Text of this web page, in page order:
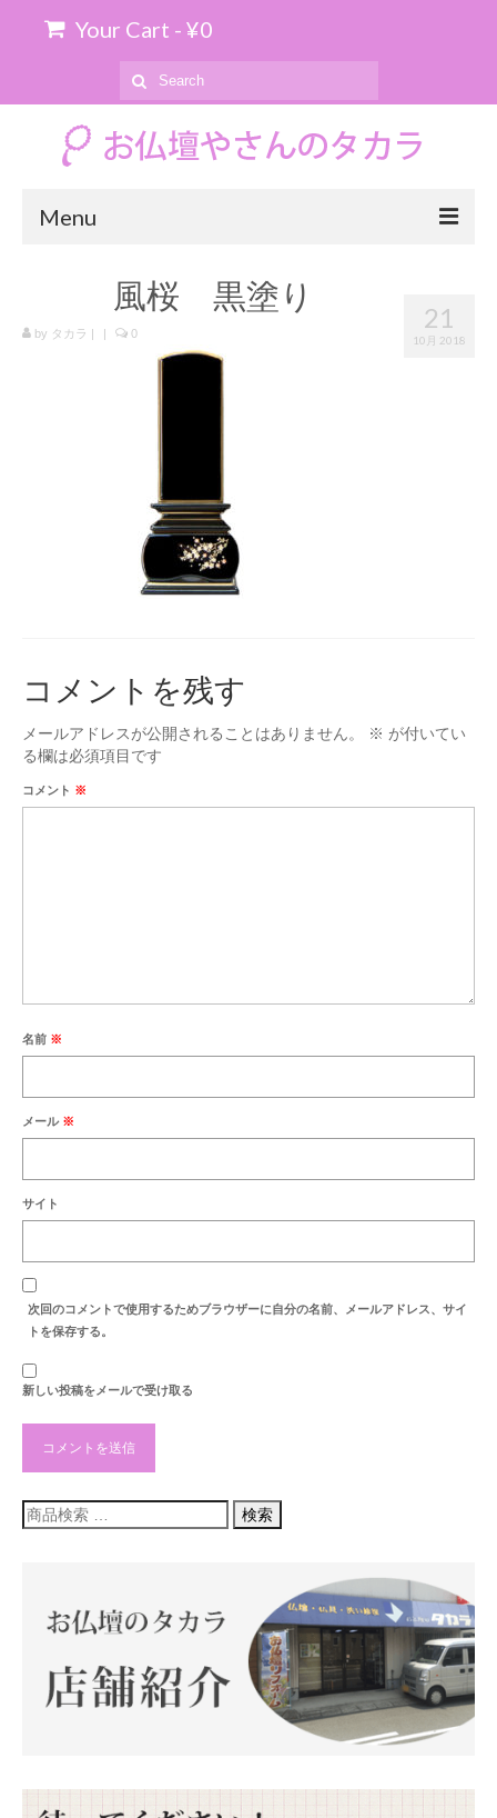
Your Cart - ¥0
Search
for:
Menu
お位牌の購入について
お仏壇のお引き取り
上置仏壇
台付仏壇
お位牌
タカラオリジナル位牌
男性用
女性用
最新のご案内
営業時間・お休みの案内
商品紹介
セール案内
お盆
21
10月 2018
風桜 黒塗り
by タカラ | | 0
コメントを残す
メールアドレスが公開されることはありません。 ※ が付いてい
る欄は必須項目です
コメント ※
名前 ※
メール ※
サイト
次回のコメントで使用するためブラウザーに自分の名前、メールアドレス、サイ
トを保存する。
新しい投稿をメールで受け取る
検
索
検索